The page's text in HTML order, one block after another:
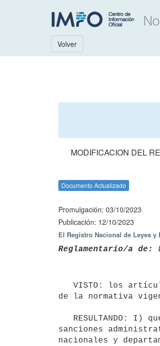
Volver
MODIFICACION DEL
Documento Actualizado
Promulgación: 03/10/2023
Publicación: 12/10/2023
El Registro Nacional de Leyes
Reglamentario/a de:
de la normativa
sanciones
nacionales y